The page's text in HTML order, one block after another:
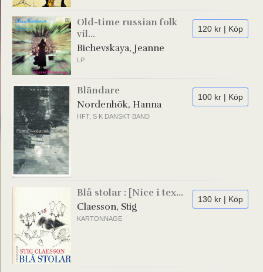
120 kr | Köp
Old-time russian folk
vil...
Bichevskaya, Jeanne
LP
100 kr | Köp
Bländare
Nordenhök, Hanna
HFT, S K DANSKT BAND
130 kr | Köp
Blå stolar : [Nice i tex...
Claesson, Stig
KARTONNAGE